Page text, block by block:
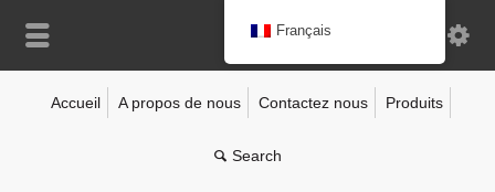
Accueil A propos de nous Contactez nous Produits
Français